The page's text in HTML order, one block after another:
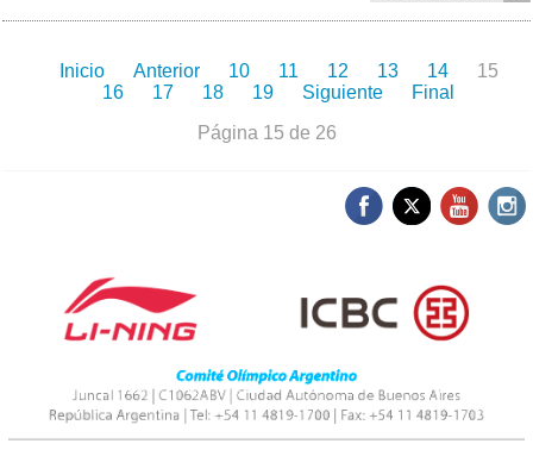
Inicio Anterior 10 11 12 13 14
15
16
17 18 19 Siguiente
Final
Página 15 de 26